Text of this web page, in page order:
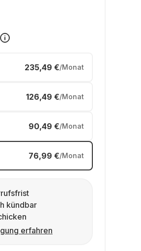
235,49 €/Monat
126,49 €/Monat
90,49 €/Monat
76,99 €/Monat
kündbar
erfahren